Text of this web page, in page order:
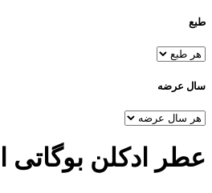
طبع
سال عرضه
عطر ادکلن بوگاتی